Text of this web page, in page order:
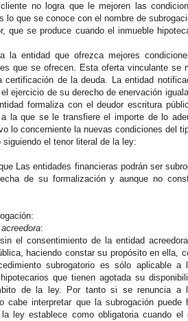
no logra que le mejoren las
que se conoce con el nombre de
que se produce cuando el inmueble
la entidad que ofrezca mejores
que se ofrecen. Esta oferta vinculante se
de la deuda. La entidad
ejercicio de su derecho de enervación
formaliza con el deudor escritura
la que se le transfiere el importe de lo
lo concerniente la nuevas condiciones del
el tenor literal de la ley:
Las entidades financieras podrán ser
de su formalización y aunque no
:
el consentimiento de la entidad
haciendo constar su propósito en ella,
subrogatorio es sólo aplicable
que tienen agotada su
de la ley. Por tanto si se renuncia a
cabe interpretar que la subrogación
ley establece como obligatoria cuando